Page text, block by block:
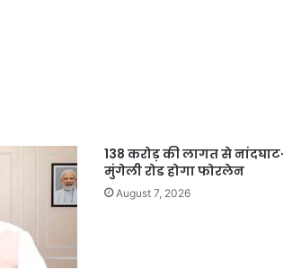
138 करोड़ की लागत से
मुंगेली रोड होगा फोरलेन
August 7, 2026